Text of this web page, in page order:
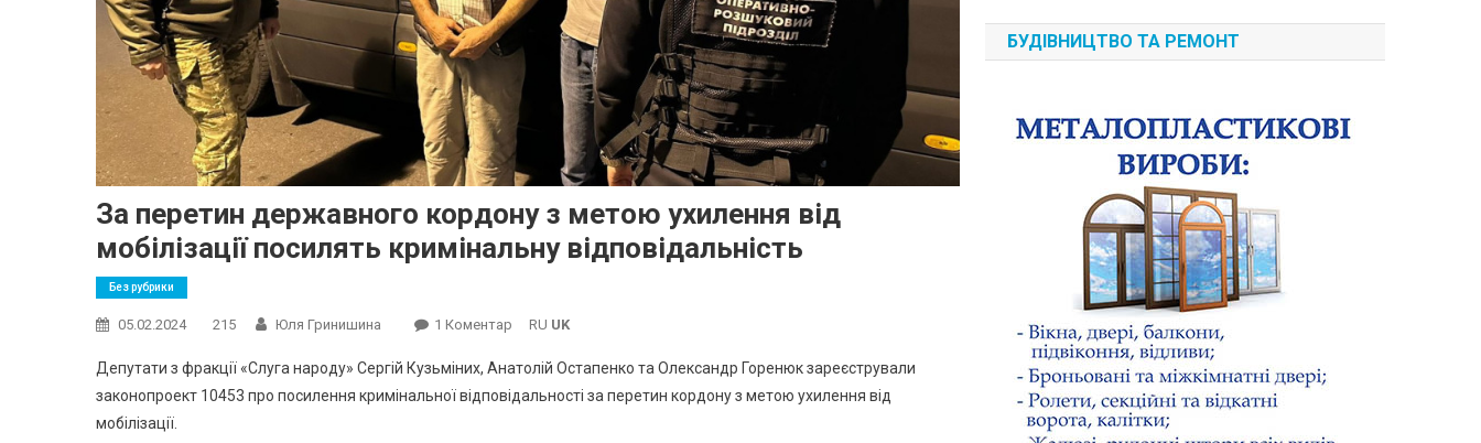
За перетин державного кордону з метою ухилення від
мобілізації посилять кримінальну відповідальність
Без рубрики
05.02.2024 215 Юля Гринишина 1 Коментар До
Перетин
Державного
RU UK
Депутати з фракції «Слуга народу» Сергій Кузьміних, Анатолій Остапенко та Олександр Горенюк зареєстрували
законопроект 10453 про посилення кримінальної відповідальності за перетин кордону з метою ухилення від
мобілізації.
БУДІВНИЦТВО ТА РЕМОНТ